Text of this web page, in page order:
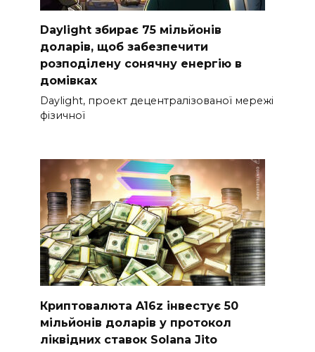
Daylight збирає 75 мільйонів
доларів, щоб забезпечити
розподілену сонячну енергію в
домівках
Daylight, проект децентралізованої мережі
фізичної
Криптовалюта A16z інвестує 50
мільйонів доларів у протокол
ліквідних ставок Solana Jito